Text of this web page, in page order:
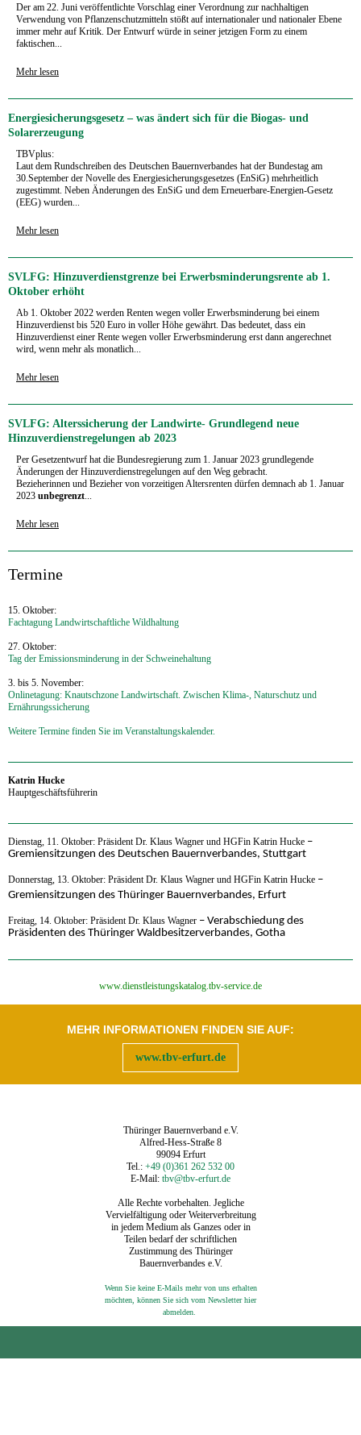
Der am 22. Juni veröffentlichte Vorschlag einer Verordnung zur nachhaltigen
Verwendung von Pflanzenschutzmitteln stößt auf internationaler und nationaler Ebene
immer mehr auf Kritik. Der Entwurf würde in seiner jetzigen Form zu einem
faktischen...
Mehr lesen
Energiesicherungsgesetz – was ändert sich für die Biogas- und
Solarerzeugung
TBVplus:
Laut dem Rundschreiben des Deutschen Bauernverbandes hat der Bundestag am
30.September der Novelle des Energiesicherungsgesetzes (EnSiG) mehrheitlich
zugestimmt. Neben Änderungen des EnSiG und dem Erneuerbare-Energien-Gesetz
(EEG) wurden...
Mehr lesen
SVLFG: Hinzuverdienstgrenze bei Erwerbsminderungsrente ab 1.
Oktober erhöht
Ab 1. Oktober 2022 werden Renten wegen voller Erwerbsminderung bei einem
Hinzuverdienst bis 520 Euro in voller Höhe gewährt. Das bedeutet, dass ein
Hinzuverdienst einer Rente wegen voller Erwerbsminderung erst dann angerechnet
wird, wenn mehr als monatlich...
Mehr lesen
SVLFG: Alterssicherung der Landwirte- Grundlegend neue
Hinzuverdienstregelungen ab 2023
Per Gesetzentwurf hat die Bundesregierung zum 1. Januar 2023 grundlegende
Änderungen der Hinzuverdienstregelungen auf den Weg gebracht.
Bezieherinnen und Bezieher von vorzeitigen Altersrenten dürfen demnach ab 1. Januar
2023 unbegrenzt...
Mehr lesen
‍Termine
15. Oktober:
Fachtagung Landwirtschaftliche Wildhaltung
27. Oktober:
Tag der Emissionsminderung in der Schweinehaltung
3. bis 5. November:
Onlinetagung: Knautschzone Landwirtschaft. Zwischen Klima-, Naturschutz und
Ernährungssicherung
Weitere Termine finden Sie im Veranstaltungskalender.
‍Katrin Hucke
Hauptgeschäftsführerin
‍Dienstag, 11. Oktober: Präsident Dr. Klaus Wagner und HGFin Katrin Hucke –
Gremiensitzungen des Deutschen Bauernverbandes, Stuttgart
Donnerstag, 13. Oktober: Präsident Dr. Klaus Wagner und HGFin Katrin Hucke –
Gremiensitzungen des Thüringer Bauernverbandes, Erfurt
Freitag, 14. Oktober: Präsident Dr. Klaus Wagner – Verabschiedung des
Präsidenten des Thüringer Waldbesitzerverbandes, Gotha
‍www.dienstleistungskatalog.tbv-service.de
MEHR INFORMATIONEN FINDEN SIE AUF:
www.tbv-erfurt.de
Thüringer Bauernverband e.V.
Alfred-Hess-Straße 8
99094 Erfurt
Tel.: +49 (0)361 262 532 00
E-Mail: tbv@tbv-erfurt.de
Alle Rechte vorbehalten. Jegliche
Vervielfältigung oder Weiterverbreitung
in jedem Medium als Ganzes oder in
Teilen bedarf der schriftlichen
Zustimmung des Thüringer
Bauernverbandes e.V.
Wenn Sie keine E-Mails mehr von uns erhalten
möchten, können Sie sich vom Newsletter hier
abmelden.